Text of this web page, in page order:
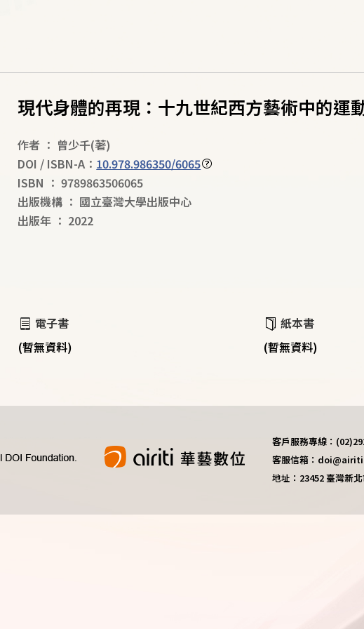
現代身體的再現：十九世紀西方藝術中的運
作者 ： 曾少千(著)
DOI / ISBN-A： 10.978.986350/6065
ISBN ： 9789863506065
出版機構 ： 國立臺灣大學出版中心
出版年 ： 2022
電子書
(暫無資料)
紙本書
(暫無資料)
客戶服務專線：
客服信箱：
地址：23452 臺灣新